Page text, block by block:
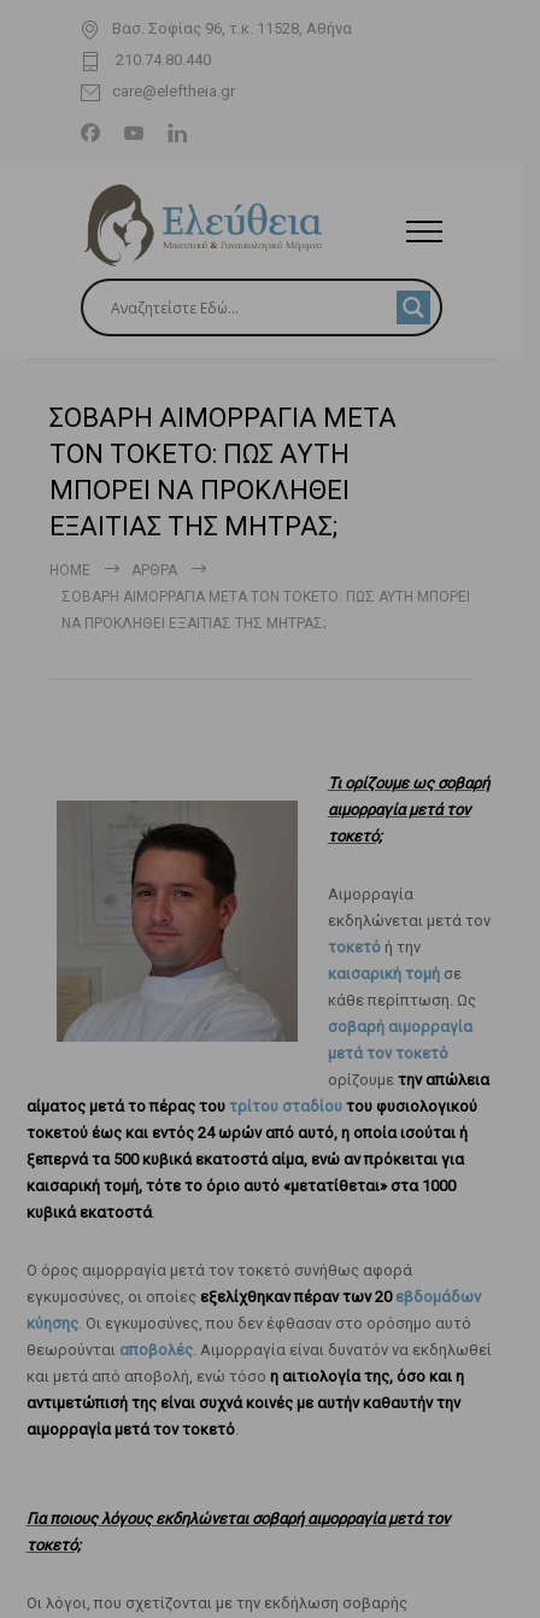
Βασ. Σοφίας 96, τ.κ. 11528, Αθήνα
210.74.80.440
care@eleftheia.gr
ΣΟΒΑΡΗ ΑΙΜΟΡΡΑΓΙΑ ΜΕΤΑ
ΤΟΝ ΤΟΚΕΤΟ: ΠΩΣ ΑΥΤΗ
ΜΠΟΡΕΙ ΝΑ ΠΡΟΚΛΗΘΕΙ
ΕΞΑΙΤΙΑΣ ΤΗΣ ΜΗΤΡΑΣ;
HOME
ΆΡΘΡΑ
ΣΟΒΑΡΗ ΑΙΜΟΡΡΑΓΙΑ ΜΕΤΑ ΤΟΝ ΤΟΚΕΤΟ: ΠΩΣ ΑΥΤΗ ΜΠΟΡΕΙ
ΝΑ ΠΡΟΚΛΗΘΕΙ ΕΞΑΙΤΙΑΣ ΤΗΣ ΜΗΤΡΑΣ;
Τι ορίζουμε ως σοβαρή
αιμορραγία μετά τον
τοκετό;
Αιμορραγία
εκδηλώνεται μετά τον
τοκετό ή την
καισαρική τομήσε
κάθε περίπτωση. Ως
σοβαρή αιμορραγία
μετά τον τοκετό
ορίζουμε την απώλεια
αίματος μετά το πέρας του τρίτου σταδίουτου φυσιολογικού
τοκετού έως και εντός 24 ωρών από αυτό, η οποία ισούται ή
ξεπερνά τα 500 κυβικά εκατοστά αίμα, ενώ αν πρόκειται για
καισαρική τομή, τότε το όριο αυτό «μετατίθεται» στα 1000
κυβικά εκατοστά.
Ο όρος αιμορραγία μετά τον τοκετό συνήθως αφορά
εγκυμοσύνες, οι οποίες εξελίχθηκαν πέραν των 20 εβδομάδων
κύησης. Οι εγκυμοσύνες, που δεν έφθασαν στο ορόσημο αυτό
θεωρούνται αποβολές. Αιμορραγία είναι δυνατόν να εκδηλωθεί
και μετά από αποβολή, ενώ τόσο η αιτιολογία της, όσο και η
αντιμετώπισή της είναι συχνά κοινές με αυτήν καθαυτήν την
αιμορραγία μετά τον τοκετό.
Για ποιους λόγους εκδηλώνεται σοβαρή αιμορραγία μετά τον
τοκετό;
Οι λόγοι, που σχετίζονται με την εκδήλωση σοβαρής